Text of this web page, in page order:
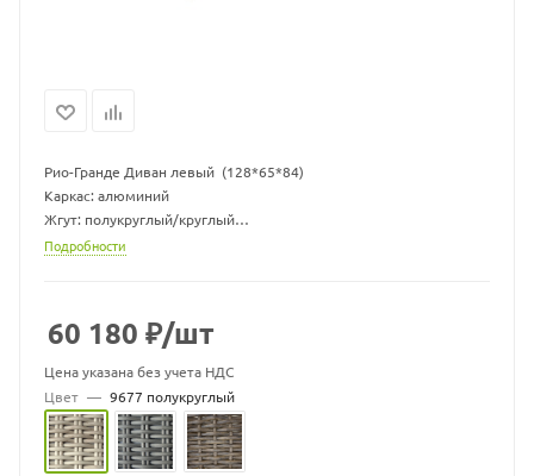
Рио-Гранде Диван левый (128*65*84)
Каркас: алюминий
Жгут: полукруглый/круглый
Материал: Каркас - алюминий, искусственный ротанг
можете выбрать другой цвет подушек.
продавца
Подробности
60 180 ₽/шт
Цена указана без учета НДС
Цвет — 9677 полукруглый